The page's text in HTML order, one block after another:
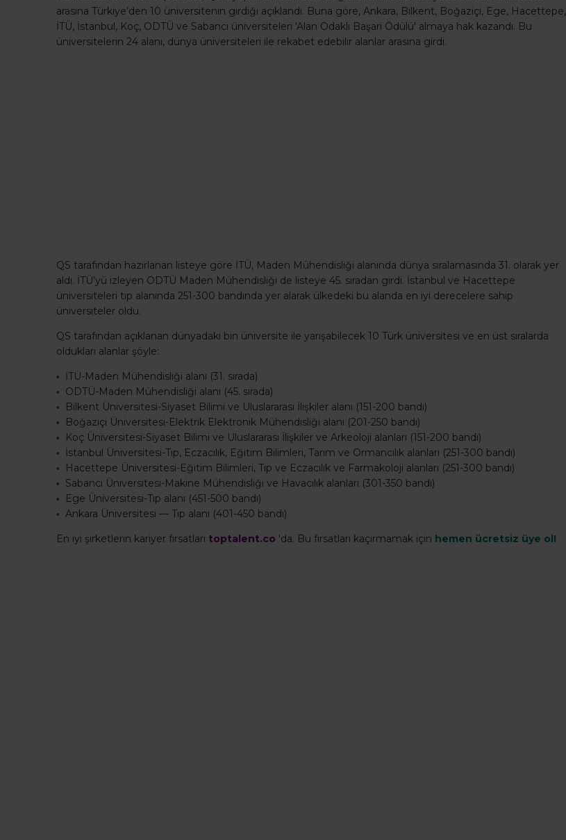
arasına Türkiye’den 10 üniversitenin girdiği açıklandı. Buna göre, Ankara, Bilkent, Boğaziçi, Ege, Hacettepe,
İTÜ, İstanbul, Koç, ODTÜ ve Sabancı üniversiteleri 'Alan Odaklı Başarı Ödülü' almaya hak kazandı. Bu
üniversitelerin 24 alanı, dünya üniversiteleri ile rekabet edebilir alanlar arasına girdi.
QS tarafından hazırlanan listeye göre İTÜ, Maden Mühendisliği alanında dünya sıralamasında 31. olarak yer
aldı. İTÜ’yü izleyen ODTÜ Maden Mühendisliği de listeye 45. sıradan girdi. İstanbul ve Hacettepe
üniversiteleri tıp alanında 251-300 bandında yer alarak ülkedeki bu alanda en iyi derecelere sahip
üniversiteler oldu.
QS tarafından açıklanan dünyadaki bin üniversite ile yarışabilecek 10 Türk üniversitesi ve en üst sıralarda
oldukları alanlar şöyle:
• İTÜ-Maden Mühendisliği alanı (31. sırada)
• ODTÜ-Maden Mühendisliği alanı (45. sırada)
• Bilkent Üniversitesi-Siyaset Bilimi ve Uluslararası İlişkiler alanı (151-200 bandı)
• Boğaziçi Üniversitesi-Elektrik Elektronik Mühendisliği alanı (201-250 bandı)
• Koç Üniversitesi-Siyaset Bilimi ve Uluslararası İlişkiler ve Arkeoloji alanları (151-200 bandı)
• İstanbul Üniversitesi-Tıp, Eczacılık, Eğitim Bilimleri, Tarım ve Ormancılık alanları (251-300 bandı)
• Hacettepe Üniversitesi-Eğitim Bilimleri, Tıp ve Eczacılık ve Farmakoloji alanları (251-300 bandı)
• Sabancı Üniversitesi-Makine Mühendisliği ve Havacılık alanları (301-350 bandı)
• Ege Üniversitesi-Tıp alanı (451-500 bandı)
• Ankara Üniversitesi — Tıp alanı (401-450 bandı)
En iyi şirketlerin kariyer fırsatları toptalent.co 'da. Bu fırsatları kaçırmamak için hemen ücretsiz üye ol!